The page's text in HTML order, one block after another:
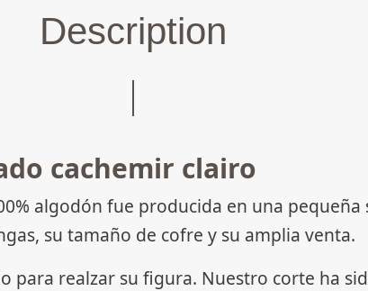
Description
cachemir clairo
algodón fue producida en una
su tamaño de cofre y su amplia venta.
para realzar su figura. Nuestro corte ha